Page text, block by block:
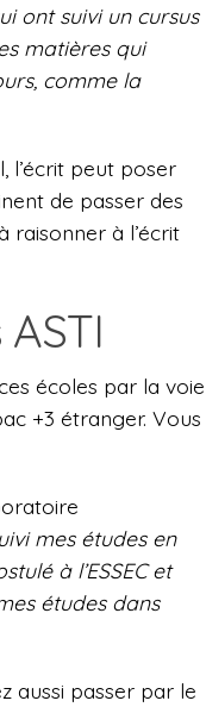
ont suivi un cursus
matières qui
comme la
l’écrit peut poser
de passer des
à l’écrit
écoles par la voie
+3 étranger. Vous
mes études en
à l’ESSEC et
études dans
aussi passer par le